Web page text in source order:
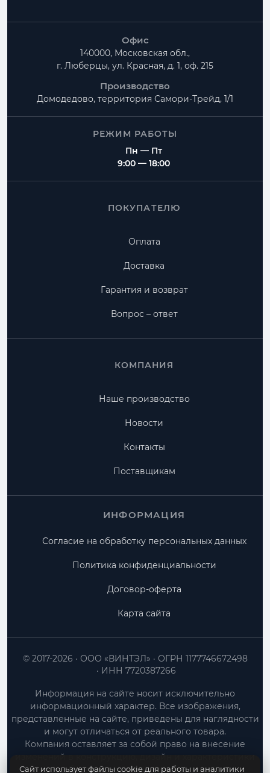
Офис
140000, Московская обл.,
г. Люберцы, ул. Красная, д. 1, оф. 215
Производство
Домодедово, территория Самори-Трейд, 1/1
РЕЖИМ РАБОТЫ
Пн — Пт
9:00 — 18:00
ПОКУПАТЕЛЮ
Оплата
Доставка
Гарантия и возврат
Вопрос – ответ
КОМПАНИЯ
Наше производство
Новости
Контакты
Поставщикам
ИНФОРМАЦИЯ
Согласие на обработку персональных данных
Политика конфиденциальности
Договор-оферта
Карта сайта
ООО «ВИНТЭЛ»
ОГРН 1177746672498
ИНН 7720387266
© 2017-2026
Информация на сайте носит исключительно
информационный характер. Все изображения,
представленные на сайте, приведены для наглядности
и могут отличаться от реального товара.
Компания оставляет за собой право на внесение
изменений в конструкцию, дизайн и характеристики
товара без предварительного уведомления.
Сайт использует файлы cookie для работы и аналитики